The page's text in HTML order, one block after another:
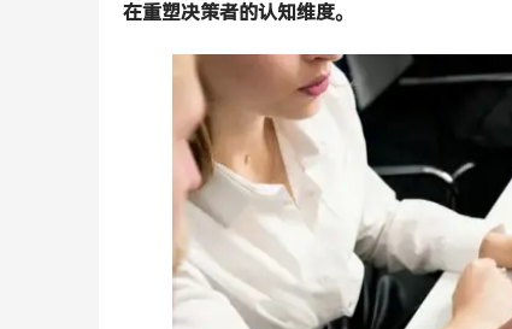
在重塑决策者的认知维度。